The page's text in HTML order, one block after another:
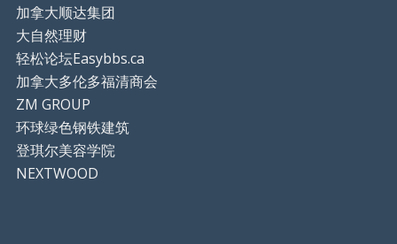
加拿大顺达集团
大自然理财
轻松论坛Easybbs.ca
加拿大多伦多福清商会
ZM GROUP
环球绿色钢铁建筑
登琪尔美容学院
NEXTWOOD